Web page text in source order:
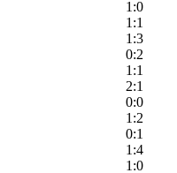
1:0
1:1
1:3
0:2
1:1
2:1
0:0
1:2
0:1
1:4
1:0